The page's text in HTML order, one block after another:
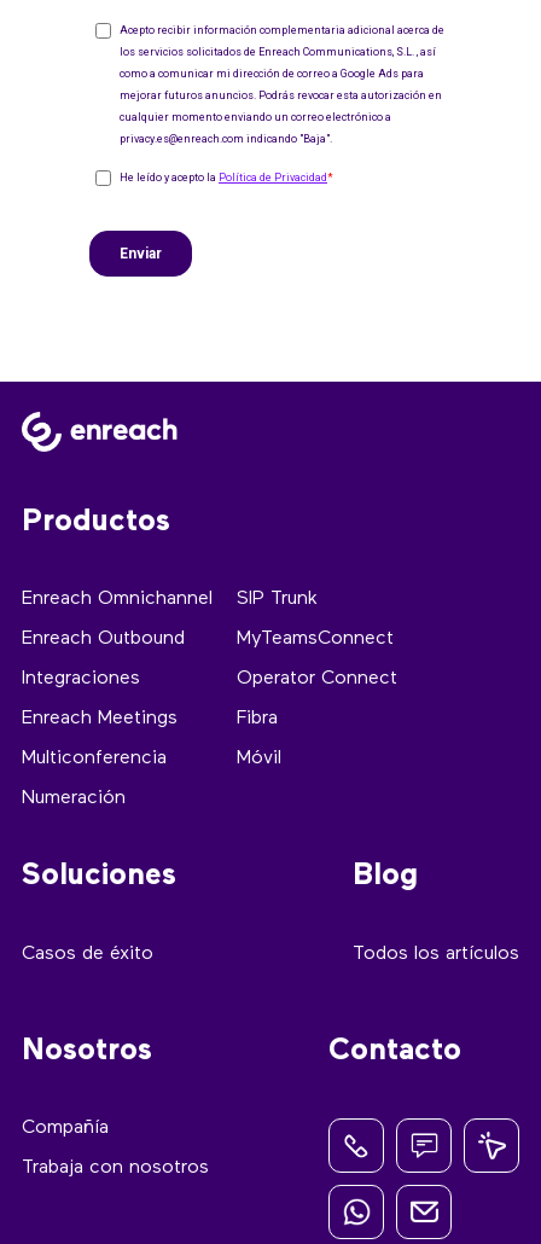
Productos
Enreach Omnichannel
Enreach Outbound
Integraciones
Enreach Meetings
Multiconferencia
Numeración
SIP Trunk
MyTeamsConnect
Operator Connect
Fibra
Móvil
Soluciones
Casos de éxito
Blog
Todos los artículos
Nosotros
Compañía
Trabaja con nosotros
Contacto